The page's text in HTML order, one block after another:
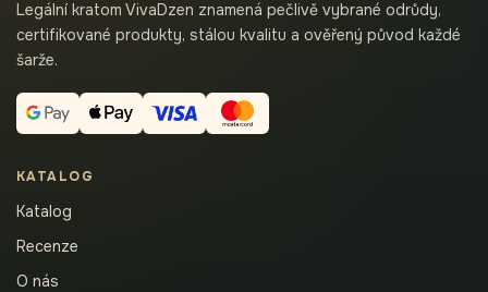
Legální kratom VivaDzen znamená pečlivě vybrané odrůdy,
certifikované produkty, stálou kvalitu a ověřený původ každé
šarže.
KATALOG
Katalog
Recenze
O nás